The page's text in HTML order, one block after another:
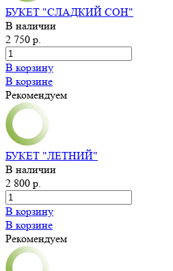
БУКЕТ "СЛАДКИЙ СОН"
В наличии
2 750 р.
В корзину
В корзине
Рекомендуем
БУКЕТ "ЛЕТНИЙ"
В наличии
2 800 р.
В корзину
В корзине
Рекомендуем